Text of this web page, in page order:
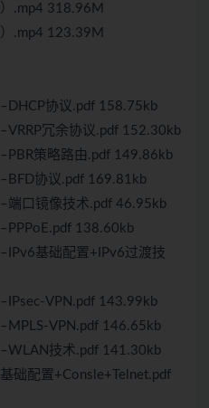
.mp4 318.96M
.mp4 123.39M
DHCP协议.pdf 158.75kb
冗余协议.pdf 152.30kb
策略路由.pdf 149.86kb
协议.pdf 169.81kb
端口镜像技术.pdf 46.95kb
138.60kb
基础配置+IPv6过渡技
VPN.pdf 143.99kb
VPN.pdf 146.65kb
技术.pdf 141.30kb
础配置+Consle+Telnet.pdf